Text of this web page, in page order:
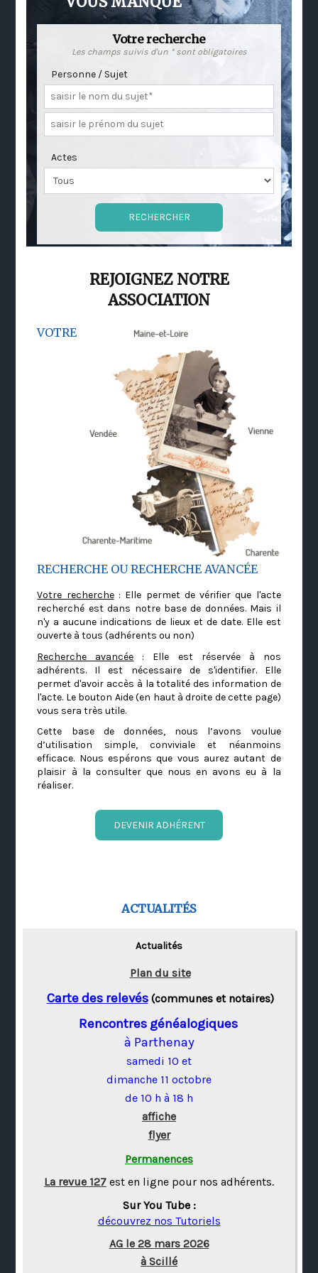
Votre recherche
Les champs suivis d'un * sont obligatoires
Personne / Sujet
Actes
REJOIGNEZ NOTRE
ASSOCIATION
VOTRE
RECHERCHE OU RECHERCHE AVANCÉE
Votre recherche: Elle permet de vérifier que l'acte
recherché est dans notre base de données. Mais il
n'y a aucune indications de lieux et de date. Elle est
ouverte à tous (adhérents ou non)
Recherche avancée : Elle est réservée à nos
adhérents. Il est nécessaire de s'identifier. Elle
permet d'avoir accès à la totalité des information de
l'acte. Le bouton Aide (en haut à droite de cette page)
vous sera très utile.
Cette base de données, nous l’avons voulue
d’utilisation simple, conviviale et néanmoins
efficace. Nous espérons que vous aurez autant de
plaisir à la consulter que nous en avons eu à la
réaliser.
DEVENIR ADHÉRENT
ACTUALITÉS
Actualités
Plan du site
Carte des relevés(communes et notaires)
Rencontres généalogiques
à Parthenay
samedi 10 et
dimanche 11 octobre
de 10 h à 18 h
affiche
flyer
Permanences
La revue 127 est en ligne pour nos adhérents.
Sur You Tube :
découvrez nos Tutoriels
AG le 28 mars 2026
à Scillé